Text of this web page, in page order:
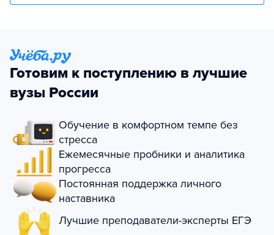
Готовим к поступлению в лучшие
вузы России
Обучение в комфортном темпе без
стресса
Ежемесячные пробники и аналитика
прогресса
Постоянная поддержка личного
наставника
Лучшие преподаватели-эксперты ЕГЭ